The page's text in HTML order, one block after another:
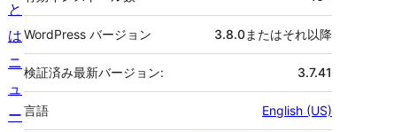
WordPress バージョン 3.8.0またはそれ以降
検証済み最新バージョン: 3.7.41
言語 English (US)
と
は
ニ
ュ
ー